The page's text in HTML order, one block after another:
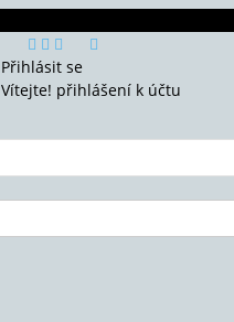
Přihlásit se
Vítejte! přihlášení k účtu